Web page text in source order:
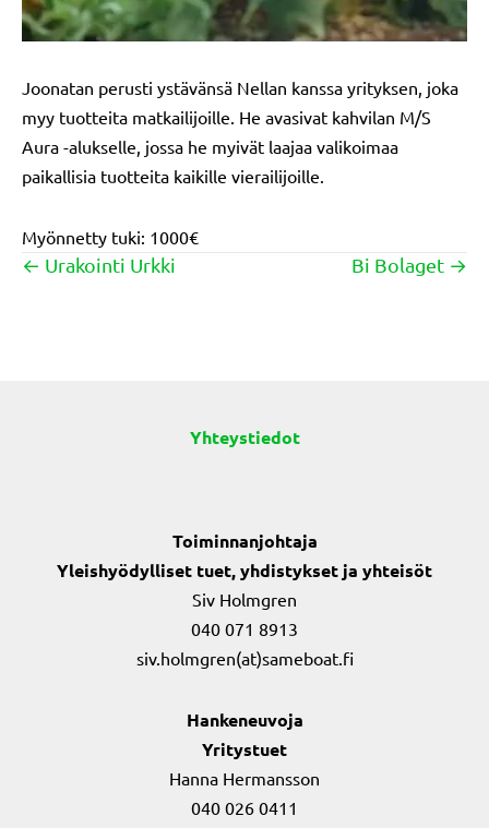
Joonatan perusti ystävänsä Nellan kanssa yrityksen, joka
myy tuotteita matkailijoille. He avasivat kahvilan M/S
Aura -alukselle, jossa he myivät laajaa valikoimaa
paikallisia tuotteita kaikille vierailijoille.
Myönnetty tuki: 1000€
Posts
← Urakointi Urkki Bi Bolaget →
Yhteystiedot
Toiminnanjohtaja
Yleishyödylliset tuet, yhdistykset ja yhteisöt
Siv Holmgren
040 071 8913
siv.holmgren(at)sameboat.fi
Hankeneuvoja
Yritystuet
Hanna Hermansson
040 026 0411